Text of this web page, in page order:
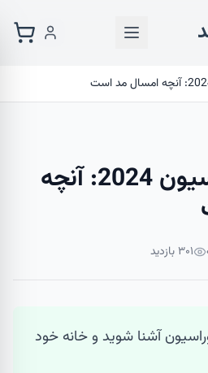
ترندهای دکوراسیون 2024: آنچه
۳۰۱ بازدید
آشنا شوید و خانه خود